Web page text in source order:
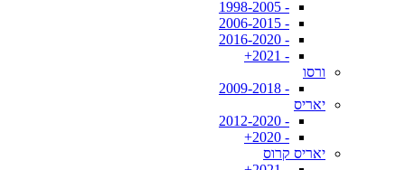
- 1998-2005
- 2006-2015
- 2016-2020
- 2021+
ורסו
- 2009-2018
יאריס
- 2012-2020
- 2020+
יאריס קרוס